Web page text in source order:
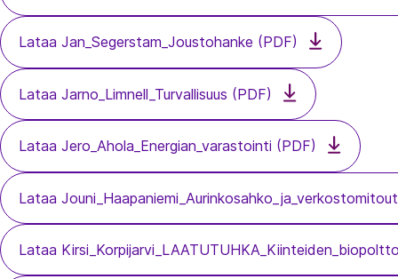
Lataa Jan_Segerstam_Joustohanke (PDF)
Lataa Jarno_Limnell_Turvallisuus (PDF)
Lataa Jero_Ahola_Energian_varastointi (PDF)
Lataa
Lataa